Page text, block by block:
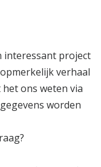
interessant project
verhaal
ons weten via
worden